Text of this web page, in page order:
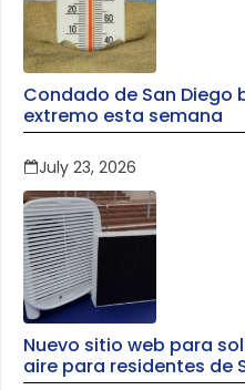
Condado de San
extremo esta semana
July 23, 2026
Nuevo sitio web para
aire para residentes de